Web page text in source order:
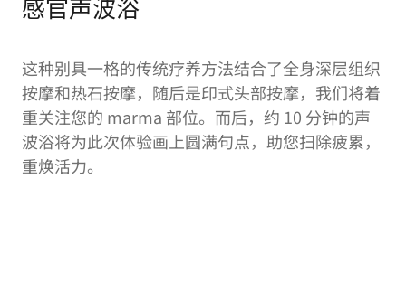
感官声波浴
这种别具一格的传统疗养方法结合了全身深层组织
按摩和热石按摩，随后是印式头部按摩，我们将着
重关注您的 marma 部位。而后，约 10 分钟的声
波浴将为此次体验画上圆满句点，助您扫除疲累，
重焕活力。